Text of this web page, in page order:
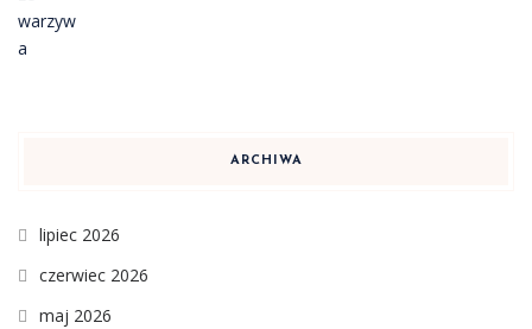
ARCHIWA
lipiec 2026
czerwiec 2026
maj 2026